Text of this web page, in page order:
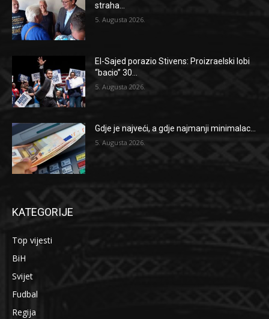
straha...
5. Augusta 2026.
El-Sajed porazio Stivens: Proizraelski lobi
“bacio” 30...
5. Augusta 2026.
Gdje je najveći, a gdje najmanji minimalac...
5. Augusta 2026.
KATEGORIJE
Top vijesti
BiH
Svijet
Fudbal
Regija